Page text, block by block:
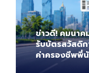
ข่าวดี! คมนา
รับบัตรสวัสดิก
ค่าครองชีพพี่